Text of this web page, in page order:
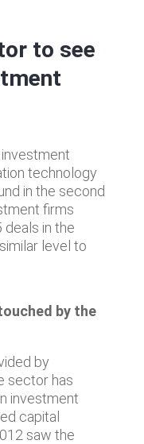
to see
technology
in the second
firms
deals in the
level to
by the
by
sector has
investment
capital
saw the